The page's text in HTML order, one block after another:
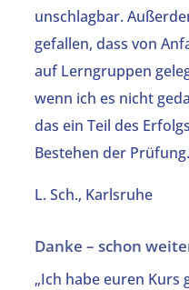
unschlagbar.
gefallen, dass von
auf Lerngruppen
wenn ich es nicht
das ein Teil des
Bestehen der
L. Sch., Karlsruhe
Danke – schon
„Ich habe euren Kurs